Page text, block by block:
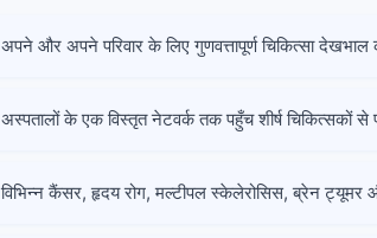
अपने और अपने परिवार के लिए गुणवत्तापूर्ण चिकित्सा देखभाल
अस्पतालों के एक विस्तृत नेटवर्क तक पहुँच शीर्ष चिकित्सकों
विभिन्न कैंसर, हृदय रोग, मल्टीपल स्केलेरोसिस, ब्रेन ट्यूमर